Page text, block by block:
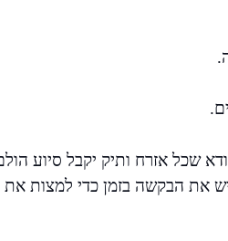
שכל אזרח ותיק יקבל סיוע
את הבקשה בזמן כדי למצות את